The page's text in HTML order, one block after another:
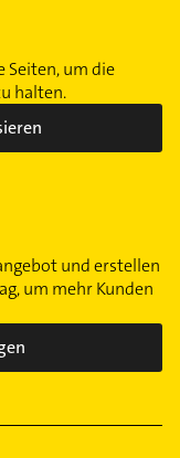
Seiten, um die
halten.
und erstellen
um mehr Kunden